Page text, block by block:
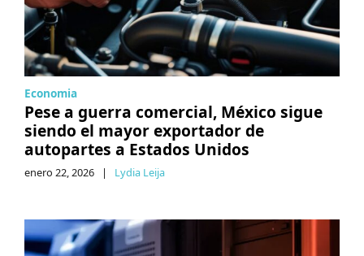
Economia
Pese a guerra comercial, México sigue
siendo el mayor exportador de
autopartes a Estados Unidos
enero 22, 2026 | Lydia Leija